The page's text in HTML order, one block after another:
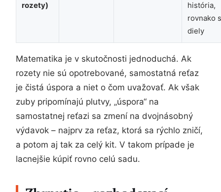
rozety)
história,
rovnako
diely
Matematika je v skutočnosti jednoduchá. Ak
rozety nie sú opotrebované, samostatná reťaz
je čistá úspora a niet o čom uvažovať. Ak však
zuby pripomínajú plutvy, „úspora“ na
samostatnej reťazi sa zmení na dvojnásobný
výdavok – najprv za reťaz, ktorá sa rýchlo zničí,
a potom aj tak za celý kit. V takom prípade je
lacnejšie kúpiť rovno celú sadu.